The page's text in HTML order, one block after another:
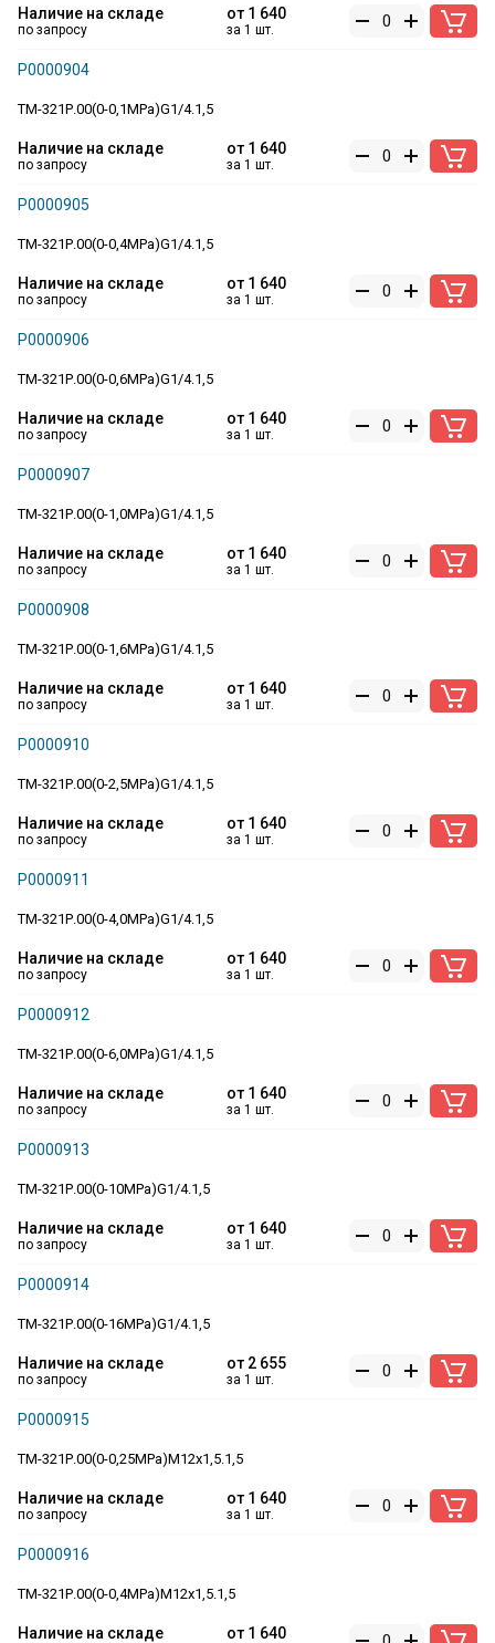
от 1 640
за 1 шт.
Наличие на складе
по запросу
ТМ-321Р.00(0-0,1MPa)G1/4.1,5
Р0000904
от 1 640
за 1 шт.
Наличие на складе
по запросу
ТМ-321Р.00(0-0,4MPa)G1/4.1,5
Р0000905
от 1 640
за 1 шт.
Наличие на складе
по запросу
ТМ-321Р.00(0-0,6MPa)G1/4.1,5
Р0000906
от 1 640
за 1 шт.
Наличие на складе
по запросу
ТМ-321Р.00(0-1,0MPa)G1/4.1,5
Р0000907
от 1 640
за 1 шт.
Наличие на складе
по запросу
ТМ-321Р.00(0-1,6MPa)G1/4.1,5
Р0000908
от 1 640
за 1 шт.
Наличие на складе
по запросу
ТМ-321Р.00(0-2,5MPa)G1/4.1,5
Р0000910
от 1 640
за 1 шт.
Наличие на складе
по запросу
ТМ-321Р.00(0-4,0MPa)G1/4.1,5
Р0000911
от 1 640
за 1 шт.
Наличие на складе
по запросу
ТМ-321Р.00(0-6,0MPa)G1/4.1,5
Р0000912
от 1 640
за 1 шт.
Наличие на складе
по запросу
ТМ-321Р.00(0-10MPa)G1/4.1,5
Р0000913
от 1 640
за 1 шт.
Наличие на складе
по запросу
ТМ-321Р.00(0-16MPa)G1/4.1,5
Р0000914
от 2 655
за 1 шт.
Наличие на складе
по запросу
ТМ-321Р.00(0-0,25MPa)M12x1,5.1,5
Р0000915
от 1 640
за 1 шт.
Наличие на складе
по запросу
ТМ-321Р.00(0-0,4MPa)M12x1,5.1,5
Р0000916
от 1 640
Наличие на складе